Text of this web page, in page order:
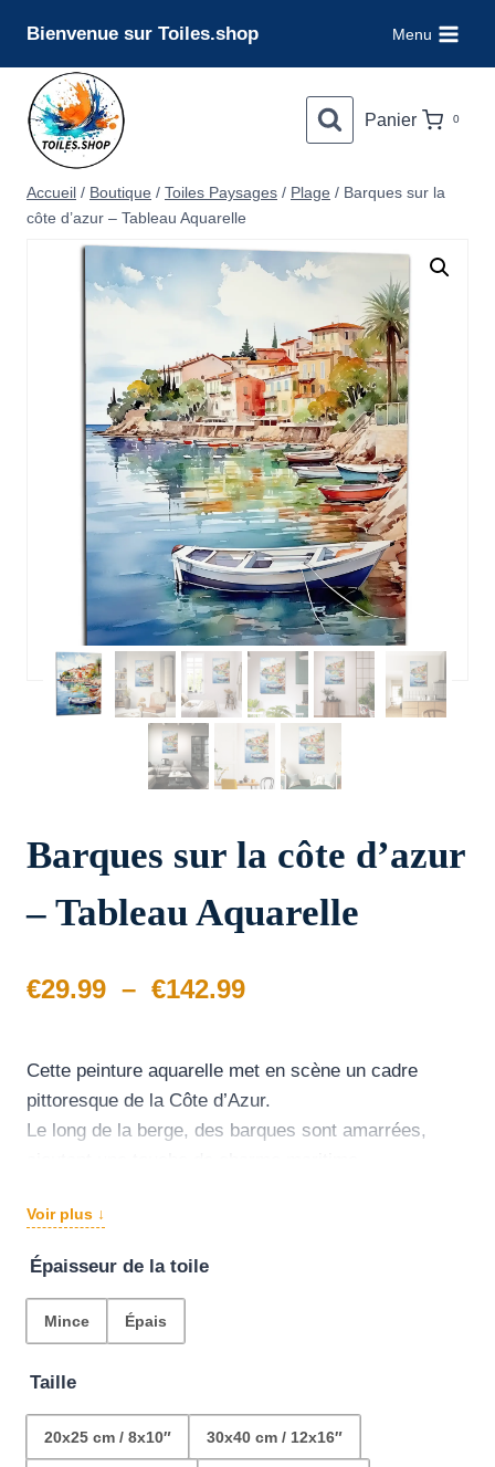
contenu
Bienvenue sur Toiles.shop Menu
Panier 0
Accueil / Boutique / Toiles Paysages / Plage / Barques sur la
côte d’azur – Tableau Aquarelle
Barques sur la côte d’azur
– Tableau Aquarelle
€29.99 – €142.99Plage
prix :
€29.99
Cette peinture aquarelle met en scène un cadre
pittoresque de la Côte d’Azur.
Le long de la berge, des barques sont amarrées,
typiques offre une ambiance chaleureuse et
accueillante.
Voir plus ↓
Épaisseur de la toile
Mince Épais
Taille
20x25 cm / 8x10″ 30x40 cm / 12x16″